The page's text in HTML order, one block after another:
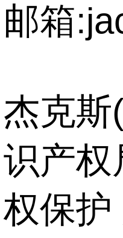
邮箱
杰克斯
识产权
权保护